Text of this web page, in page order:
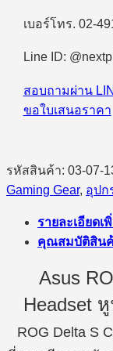
เกมส์
สาย)
Asus
ROG
ชิ้น
เบอร์โทร. 02-
Line ID:
สอบถามผ่าน
ขอใบเสนอราคา
รหัสสินค้า: 03-07-
Gaming Gear, อุป
รายละเอียดเ
คุณสมบัติสิน
Asus
Headset
ROG Delta S